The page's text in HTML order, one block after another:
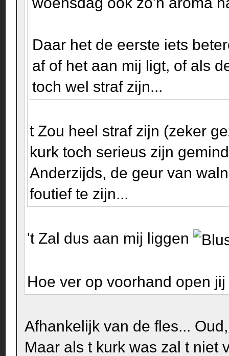
Daar het de eerste iets
af of het aan mij ligt, of als
toch wel straf zijn...
t Zou heel straf zijn (zeker
kurk toch serieus zijn
Anderzijds, de geur van
foutief te zijn...
't Zal dus aan mij liggen
Hoe ver op voorhand open
Afhankelijk van de fles...
Maar als t kurk was zal t niet